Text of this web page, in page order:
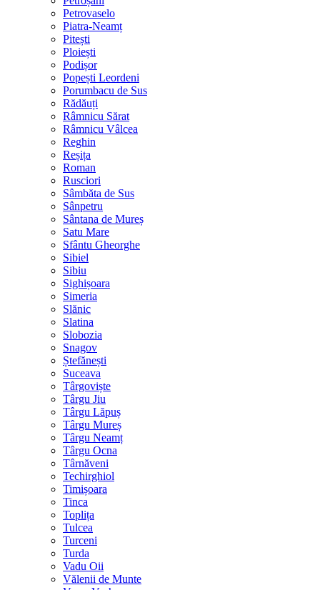
Petrovaselo
Piatra-Neamț
Pitești
Ploiești
Podișor
Popești Leordeni
Porumbacu de Sus
Rădăuți
Râmnicu Sărat
Râmnicu Vâlcea
Reghin
Reșița
Roman
Rusciori
Sâmbăta de Sus
Sânpetru
Sântana de Mureș
Satu Mare
Sfântu Gheorghe
Sibiel
Sibiu
Sighișoara
Simeria
Slănic
Slatina
Slobozia
Snagov
Ștefănești
Suceava
Târgoviște
Târgu Jiu
Târgu Lăpuș
Târgu Mureș
Târgu Neamț
Târgu Ocna
Târnăveni
Techirghiol
Timișoara
Tinca
Toplița
Tulcea
Turceni
Turda
Vadu Oii
Vălenii de Munte